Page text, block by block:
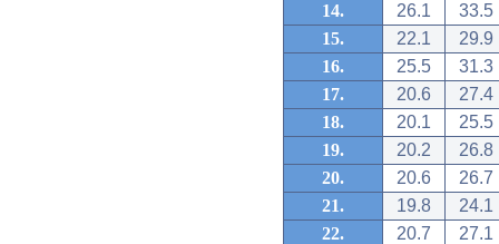
14.
26.1
33.5
15.
22.1
29.9
16.
25.5
31.3
17.
20.6
27.4
18.
20.1
25.5
19.
20.2
26.8
20.
20.6
26.7
21.
19.8
24.1
22.
20.7
27.1